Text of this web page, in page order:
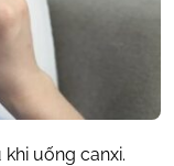
uống canxi.